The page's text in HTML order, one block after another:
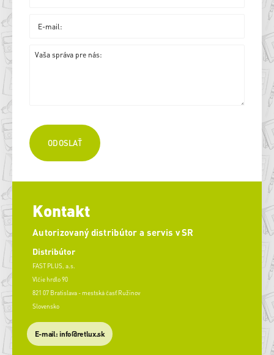
Kontakt
Autorizovaný distribútor a servis v SR
Distribútor
FAST PLUS, a.s.
Vlčie hrdlo 90
821 07 Bratislava - mestská časť Ružinov
Slovensko
E-mail: info@retlux.sk